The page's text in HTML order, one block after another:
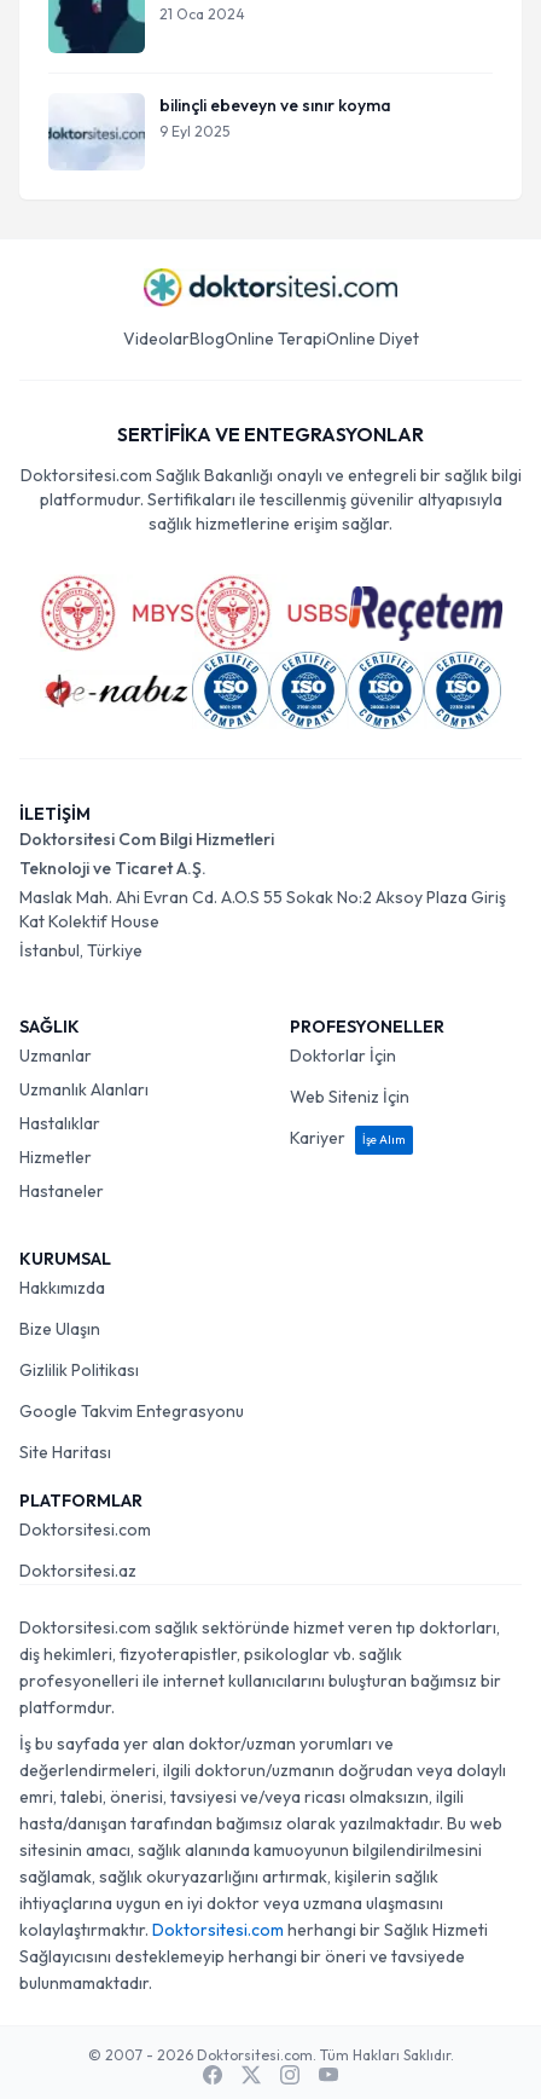
21 Oca 2024
bilinçli ebeveyn ve sınır koyma
9 Eyl 2025
VideolarBlogOnline TerapiOnline Diyet
SERTİFİKA VE ENTEGRASYONLAR
Doktorsitesi.com Sağlık Bakanlığı onaylı ve entegreli bir sağlık bilgi
platformudur. Sertifikaları ile tescillenmiş güvenilir altyapısıyla
sağlık hizmetlerine erişim sağlar.
İLETİŞİM
Doktorsitesi Com Bilgi Hizmetleri
Teknoloji ve Ticaret A.Ş.
Maslak Mah. Ahi Evran Cd. A.O.S 55 Sokak No:2 Aksoy Plaza Giriş
Kat Kolektif House
İstanbul, Türkiye
SAĞLIK
Uzmanlar
Uzmanlık Alanları
Hastalıklar
Hizmetler
Hastaneler
PROFESYONELLER
Doktorlar İçin
Web Siteniz İçin
Kariyer
İşe Alım
KURUMSAL
Hakkımızda
Bize Ulaşın
Gizlilik Politikası
Google Takvim Entegrasyonu
Site Haritası
PLATFORMLAR
Doktorsitesi.com
Doktorsitesi.az
Doktorsitesi.com sağlık sektöründe hizmet veren tıp doktorları,
diş hekimleri, fizyoterapistler, psikologlar vb. sağlık
profesyonelleri ile internet kullanıcılarını buluşturan bağımsız bir
platformdur.
İş bu sayfada yer alan doktor/uzman yorumları ve
değerlendirmeleri, ilgili doktorun/uzmanın doğrudan veya dolaylı
emri, talebi, önerisi, tavsiyesi ve/veya ricası olmaksızın, ilgili
hasta/danışan tarafından bağımsız olarak yazılmaktadır. Bu web
sitesinin amacı, sağlık alanında kamuoyunun bilgilendirilmesini
sağlamak, sağlık okuryazarlığını artırmak, kişilerin sağlık
ihtiyaçlarına uygun en iyi doktor veya uzmana ulaşmasını
kolaylaştırmaktır. Doktorsitesi.com herhangi bir Sağlık Hizmeti
Sağlayıcısını desteklemeyip herhangi bir öneri ve tavsiyede
bulunmamaktadır.
© 2007 - 2026 Doktorsitesi.com. Tüm Hakları Saklıdır.